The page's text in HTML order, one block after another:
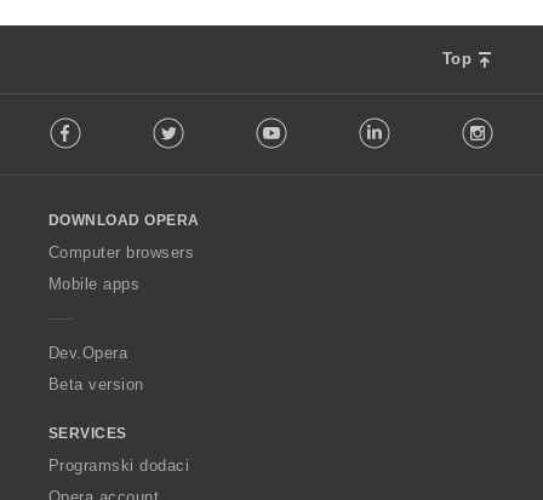
Top
o
w
O
p
a
Facebook Twitter Youtube LinkedIn
DOWNLOAD OPERA
Computer browsers
Mobile apps
Dev.Opera
Beta version
SERVICES
Programski dodaci